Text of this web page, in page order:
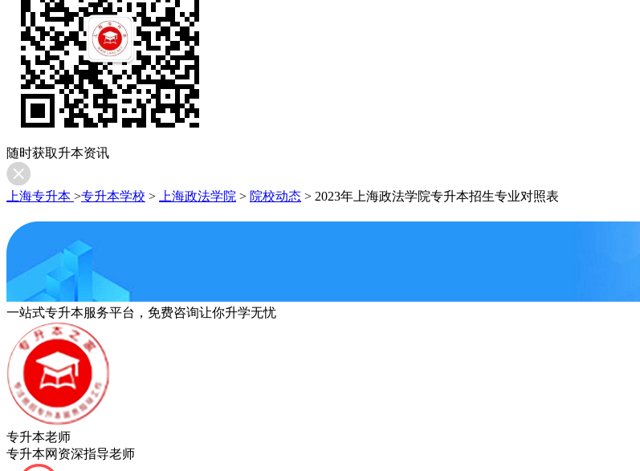
随时获取升本资讯
上海专升本 >专升本学校 > 上海政法学院 > 院校动态 > 2023年上海政法学院专升本招生专业对照表
一站式专升本服务平台，免费咨询让你升学无忧
专升本老师
专升本网资深指导老师